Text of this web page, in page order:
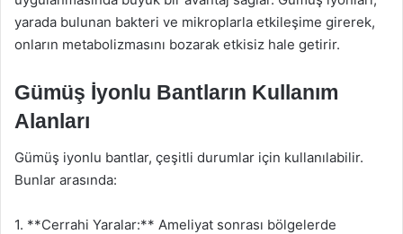
yarada bulunan bakteri ve mikroplarla etkileşime girerek,
onların metabolizmasını bozarak etkisiz hale getirir.
Gümüş İyonlu Bantların Kullanım
Alanları
Gümüş iyonlu bantlar, çeşitli durumlar için kullanılabilir.
Bunlar arasında:
1. **Cerrahi Yaralar:** Ameliyat sonrası bölgelerde